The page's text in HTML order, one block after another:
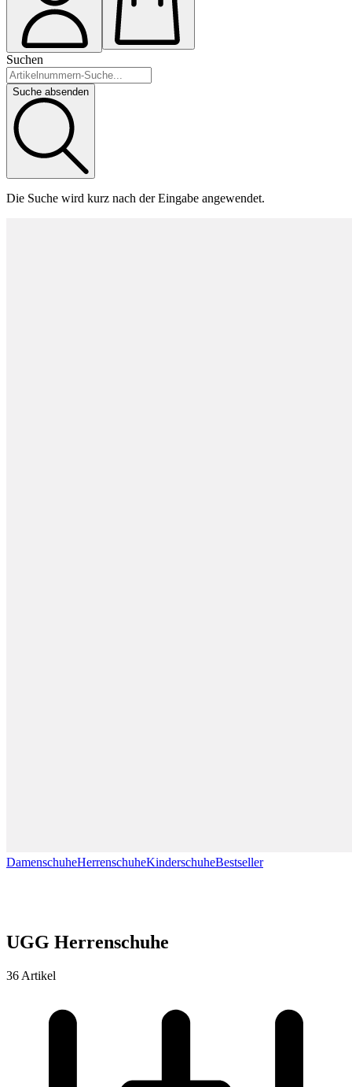
Suchen
Suche absenden
Die Suche wird kurz nach der Eingabe angewendet.
DamenschuheHerrenschuheKinderschuheBestseller
UGG Herrenschuhe
36 Artikel